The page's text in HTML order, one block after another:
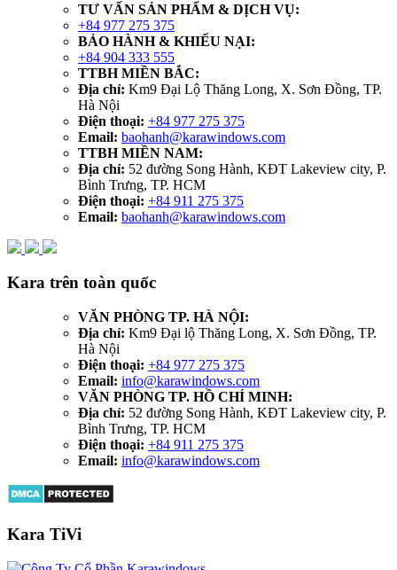
TƯ VẤN SẢN PHẨM & DỊCH VỤ:
+84 977 275 375
BẢO HÀNH & KHIẾU NẠI:
+84 904 333 555
TTBH MIỀN BẮC:
Địa chỉ: Km9 Đại Lộ Thăng Long, X. Sơn Đồng, TP.
Hà Nội
Điện thoại: +84 977 275 375
Email: baohanh@karawindows.com
TTBH MIỀN NAM:
Địa chỉ: 52 đường Song Hành, KĐT Lakeview city, P.
Bình Trưng, TP. HCM
Điện thoại: +84 911 275 375
Email: baohanh@karawindows.com
Kara trên toàn quốc
VĂN PHÒNG TP. HÀ NỘI:
Địa chỉ: Km9 Đại lộ Thăng Long, X. Sơn Đồng, TP.
Hà Nội
Điện thoại: +84 977 275 375
Email: info@karawindows.com
VĂN PHÒNG TP. HỒ CHÍ MINH:
Địa chỉ: 52 đường Song Hành, KĐT Lakeview city, P.
Bình Trưng, TP. HCM
Điện thoại: +84 911 275 375
Email: info@karawindows.com
Kara TiVi